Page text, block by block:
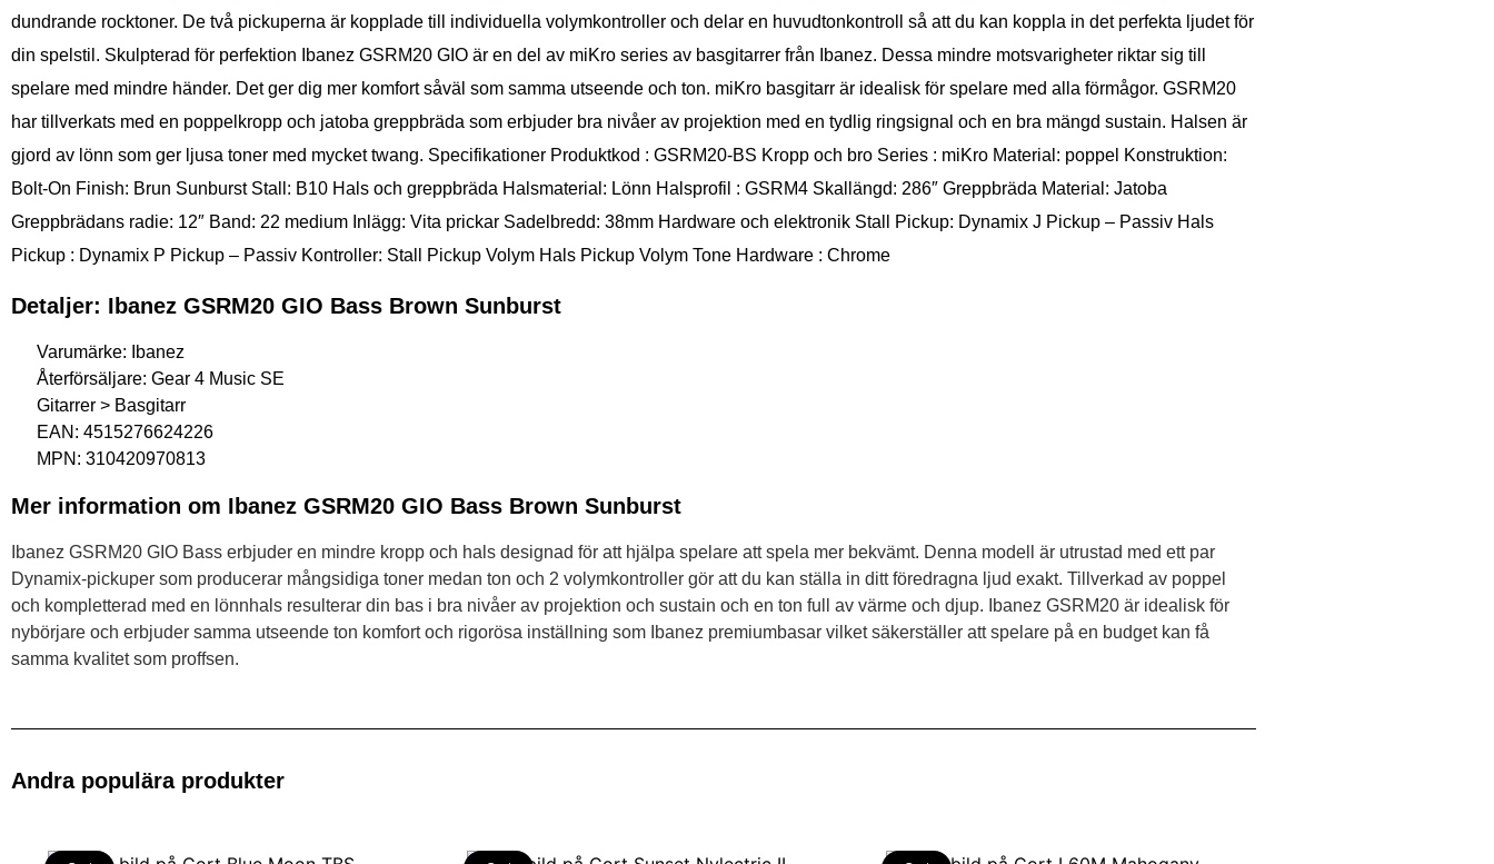
dundrande rocktoner. De två pickuperna är kopplade till individuella volymkontroller och delar en huvudtonkontroll så att du kan koppla in det perfekta ljudet för
din spelstil. Skulpterad för perfektion Ibanez GSRM20 GIO är en del av miKro series av basgitarrer från Ibanez. Dessa mindre motsvarigheter riktar sig till
spelare med mindre händer. Det ger dig mer komfort såväl som samma utseende och ton. miKro basgitarr är idealisk för spelare med alla förmågor. GSRM20
har tillverkats med en poppelkropp och jatoba greppbräda som erbjuder bra nivåer av projektion med en tydlig ringsignal och en bra mängd sustain. Halsen är
gjord av lönn som ger ljusa toner med mycket twang. Specifikationer Produktkod : GSRM20-BS Kropp och bro Series : miKro Material: poppel Konstruktion:
Bolt-On Finish: Brun Sunburst Stall: B10 Hals och greppbräda Halsmaterial: Lönn Halsprofil : GSRM4 Skallängd: 286″ Greppbräda Material: Jatoba
Greppbrädans radie: 12″ Band: 22 medium Inlägg: Vita prickar Sadelbredd: 38mm Hardware och elektronik Stall Pickup: Dynamix J Pickup – Passiv Hals
Pickup : Dynamix P Pickup – Passiv Kontroller: Stall Pickup Volym Hals Pickup Volym Tone Hardware : Chrome
Detaljer: Ibanez GSRM20 GIO Bass Brown Sunburst
Varumärke: Ibanez
Återförsäljare: Gear 4 Music SE
Gitarrer > Basgitarr
EAN: 4515276624226
MPN: 310420970813
Mer information om Ibanez GSRM20 GIO Bass Brown Sunburst
Ibanez GSRM20 GIO Bass erbjuder en mindre kropp och hals designad för att hjälpa spelare att spela mer bekvämt. Denna modell är utrustad med ett par
Dynamix-pickuper som producerar mångsidiga toner medan ton och 2 volymkontroller gör att du kan ställa in ditt föredragna ljud exakt. Tillverkad av poppel
och kompletterad med en lönnhals resulterar din bas i bra nivåer av projektion och sustain och en ton full av värme och djup. Ibanez GSRM20 är idealisk för
nybörjare och erbjuder samma utseende ton komfort och rigorösa inställning som Ibanez premiumbasar vilket säkerställer att spelare på en budget kan få
samma kvalitet som proffsen.
Andra populära produkter